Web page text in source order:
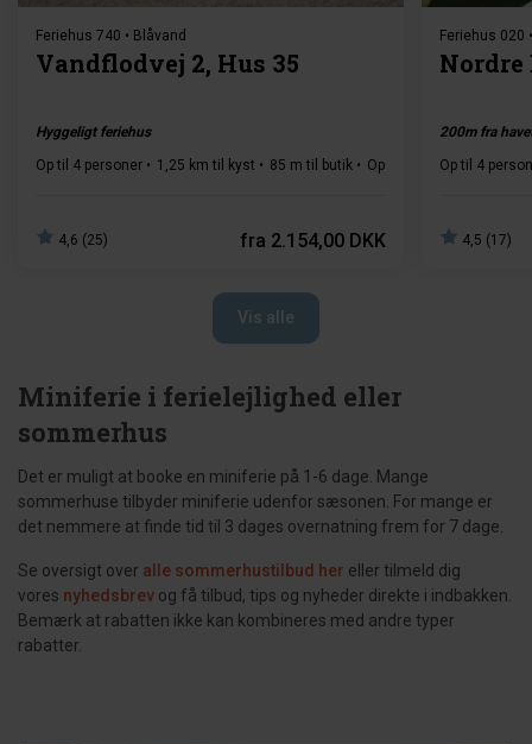
Feriehus 740 • Blåvand
Vandflodvej 2, Hus 35
Hyggeligt feriehus
Op til 4 personer
1,25 km til kyst 85 m til butik Op til 1 husdyr 2
4,6 (25) fra 2.154,00 DKK
Feriehus 020
Nordre
200m fra
Op til 4
4,5 (17)
Vis alle
Miniferie i ferielejlighed eller
sommerhus
Det er muligt at booke en miniferie på 1-6 dage. Mange
sommerhuse tilbyder miniferie udenfor sæsonen. For mange er
det nemmere at finde tid til 3 dages overnatning frem for 7 dage.
Se oversigt over alle sommerhustilbud her eller tilmeld dig
vores nyhedsbrev og få tilbud, tips og nyheder direkte i indbakken.
Bemærk at rabatten ikke kan kombineres med andre typer
rabatter.